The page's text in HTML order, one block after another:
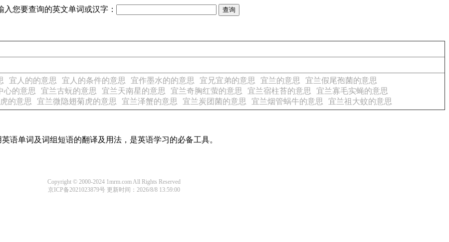
入您要查询的英文单词或汉字：
宜人的的意思 宜人的条件的意思 宜作墨水的的意思 宜兄宜弟的意思 宜兰的意思
宜兰假尾孢菌的意思
心的意思 宜兰古蚖的意思 宜兰天南星的意思 宜兰奇胸红萤的意思 宜兰宿柱苔的意思
宜兰寡毛实蝇的意思
的意思 宜兰微隐翅菊虎的意思 宜兰泽蟹的意思 宜兰炭团菌的意思 宜兰烟管蜗牛的意思 宜兰祖大蚊的意思
语单词及词组短语的翻译及用法，是英语学习的必备工具。
Copyright © 2000-2024 1mrm.com All Rights Reserved
京ICP备2021023879号 更新时间：2026/8/8 13:59:00